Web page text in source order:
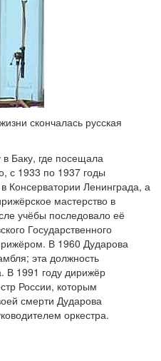
скончалась русская
Баку, где посещала
с 1933 по 1937 годы
Консерватории Ленинграда, а
мастерство в
учёбы последовало её
Государственного
В 1960 Дударова
эта должность
В 1991 году дирижёр
России, которым
смерти Дударова
оркестра.